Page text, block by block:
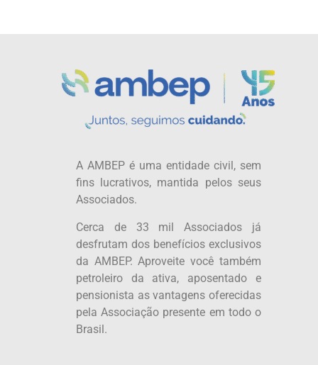
A AMBEP é uma entidade civil, sem
fins lucrativos, mantida pelos seus
Associados.
Cerca de 33 mil Associados já
desfrutam dos benefícios exclusivos
da AMBEP. Aproveite você também
petroleiro da ativa, aposentado e
pensionista as vantagens oferecidas
pela Associação presente em todo o
Brasil.